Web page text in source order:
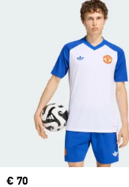
Precio
€ 70